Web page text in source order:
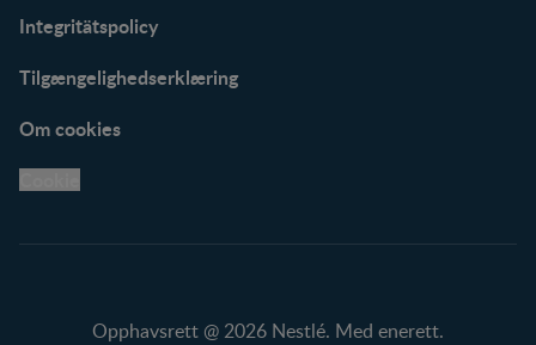
Integritätspolicy
Tilgængelighedserklæring
Om cookies
Opphavsrett @ 2026 Nestlé. Med enerett.